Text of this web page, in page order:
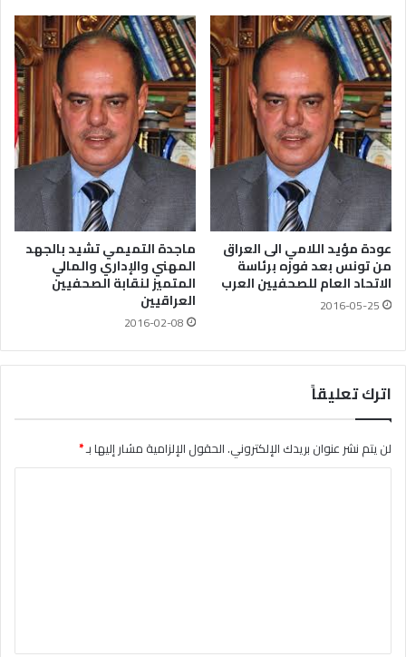
عودة مؤيد اللامي الى العراق
من تونس بعد فوزه برئاسة
الاتحاد العام للصحفيين العرب
2016-05-25
ماجدة التميمي تشيد بالجهد
المهني والإداري والمالي
المتميز لنقابة الصحفيين
العراقيين
2016-02-08
اترك تعليقاً
لن يتم نشر عنوان بريدك الإلكتروني.الحقول الإلزامية مشار إليها بـ*